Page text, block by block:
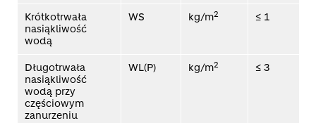
Krótkotrwała
nasiąkliwość
wodą
WS kg/m2 ≤ 1
Długotrwała
nasiąkliwość
wodą przy
częściowym
zanurzeniu
WL(P) kg/m2 ≤ 3